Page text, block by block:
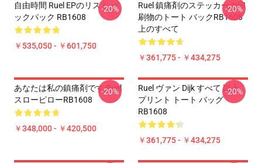
自由時間 Ruel EPのリスト バ
ックパック RB1608
￥535,050 - ￥601,750
-20%
Ruel 鎮痛剤のステッカーの印
刷物のトート バックRB1608
上のすべて
￥361,775 - ￥434,275
-20%
あなたは私の鎮痛剤です Ruel
スローピローRB1608
￥348,000 - ￥420,500
-20%
Ruel ヴァン Dijk すべて 以上
プリント トート バッグ
RB1608
￥361,775 - ￥434,275
-20%